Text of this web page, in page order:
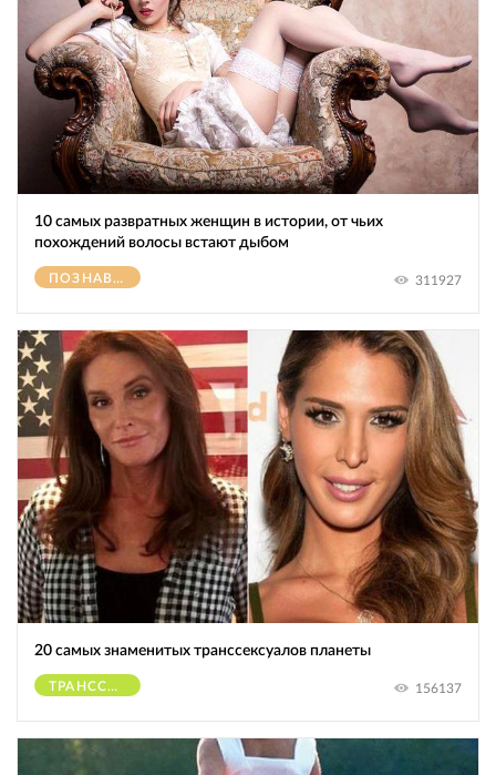
10 самых развратных женщин в истории, от чьих
похождений волосы встают дыбом
ПОЗНАВАТЕЛЬНОЕ 311927
20 самых знаменитых транссексуалов планеты
ТРАНССЕКСУАЛЫ 156137